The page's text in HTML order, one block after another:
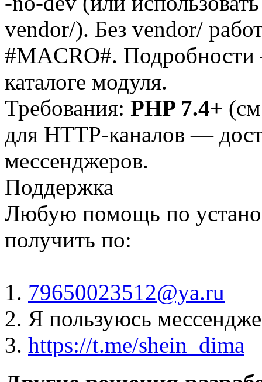
vendor/). Без vendor/
#MACRO#.
каталоге модуля.
Требования: PHP 7.4+
для HTTP-каналов —
мессенджеров.
Поддержка
Любую помощь по
получить по:
1. 79650023512@ya.ru
2. Я пользуюсь
3. https://t.me/shein_dima